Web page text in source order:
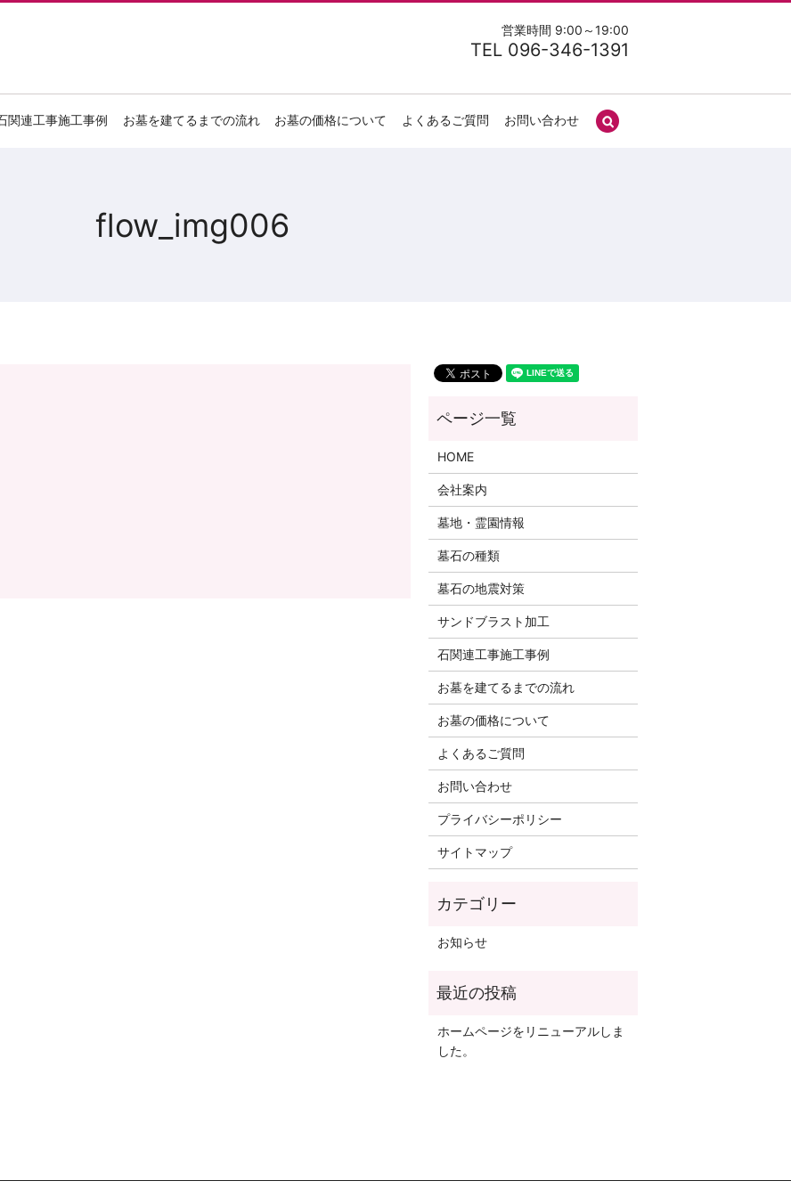
関連工事施工事例 お墓を建てるまでの流れ お墓の価格について よくあるご質問 お問い合わせ
営業時間 9:00～19:00
TEL 096-346-1391
flow_img006
HOME
会社案内
墓地・霊園情報
墓石の種類
墓石の地震対策
サンドブラスト加工
石関連工事施工事例
お墓を建てるまでの流れ
お墓の価格について
よくあるご質問
お問い合わせ
プライバシーポリシー
サイトマップ
お知らせ
ホームページをリニューアルしま
した。